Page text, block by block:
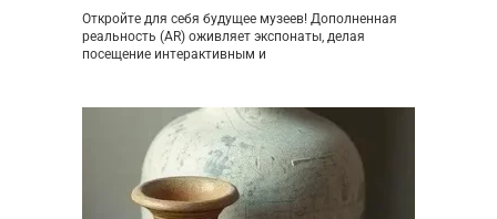
Откройте для себя будущее музеев! Дополненная
реальность (AR) оживляет экспонаты, делая
посещение интерактивным и